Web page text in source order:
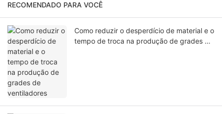
RECOMENDADO PARA VOCÊ
Como reduzir o desperdício de material e o
tempo de troca na produção de grades de